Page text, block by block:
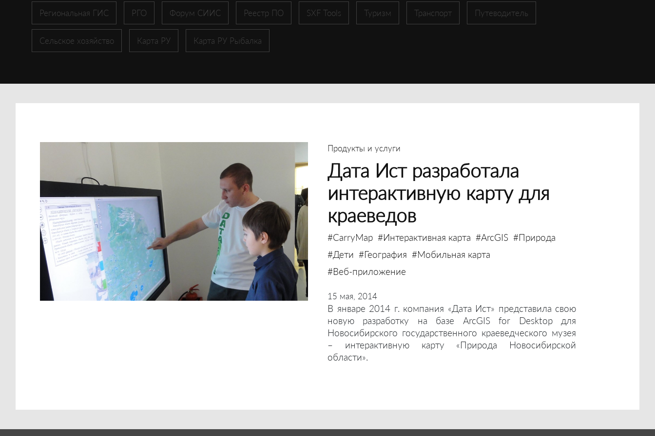
Региональная ГИС РГО Форум СИИС Реестр ПО SXF Tools Туризм Транспорт Путеводитель
Сельское хозяйство Карта РУ Карта РУ Рыбалка
Продукты и услуги
Дата Ист разработала
интерактивную карту для
краеведов
#CarryMap #Интерактивная карта #ArcGIS #Природа
#Дети #География #Мобильная карта
#Веб-приложение
15 мая, 2014
В январе 2014 г. компания «Дата Ист» представила свою
новую разработку на базе ArcGIS for Desktop для
Новосибирского государственного краеведческого музея
– интерактивную карту «Природа Новосибирской
области».